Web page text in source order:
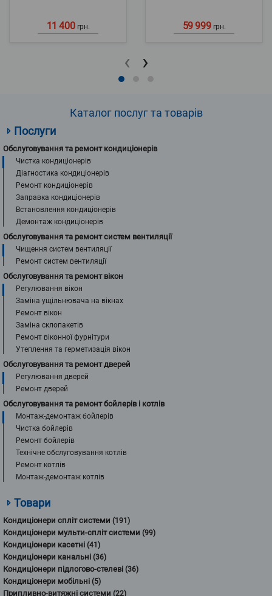
11 400 грн. 59 999 грн.
‹ ›
Каталог послуг та товарів
Послуги
Обслуговування та ремонт кондиціонерів
Чистка кондиціонерів
Діагностика кондиціонерів
Ремонт кондиціонерів
Заправка кондиціонерів
Встановлення кондиціонерів
Демонтаж кондиціонерів
Обслуговування та ремонт систем вентиляції
Чищення систем вентиляції
Ремонт систем вентиляції
Обслуговування та ремонт вікон
Регулювання вікон
Заміна ущільнювача на вікнах
Ремонт вікон
Заміна склопакетів
Ремонт віконної фурнітури
Утеплення та герметизація вікон
Обслуговування та ремонт дверей
Регулювання дверей
Ремонт дверей
Обслуговування та ремонт бойлерів і котлів
Монтаж-демонтаж бойлерів
Чистка бойлерів
Ремонт бойлерів
Технічне обслуговування котлів
Ремонт котлів
Монтаж-демонтаж котлів
Товари
Кондиціонери спліт системи (191)
Кондиціонери мульти-спліт системи (99)
Кондиціонери касетні (41)
Кондиціонери канальні (36)
Кондиціонери підлогово-стелеві (36)
Кондиціонери мобільні (5)
Припливно-витяжні системи (22)